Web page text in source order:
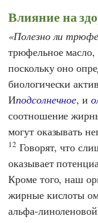
Влияние на
Полезно ли
трюфельное масло,
поскольку оно
биологически
Иподсолнечное, и
соотношение
могут оказывать
12 Говорят, что
оказывает
Кроме того, наш
жирные кислоты
альфа-